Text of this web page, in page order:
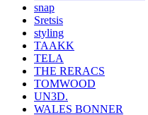
snap
Sretsis
styling
TAAKK
TELA
THE RERACS
TOMWOOD
UN3D.
WALES BONNER